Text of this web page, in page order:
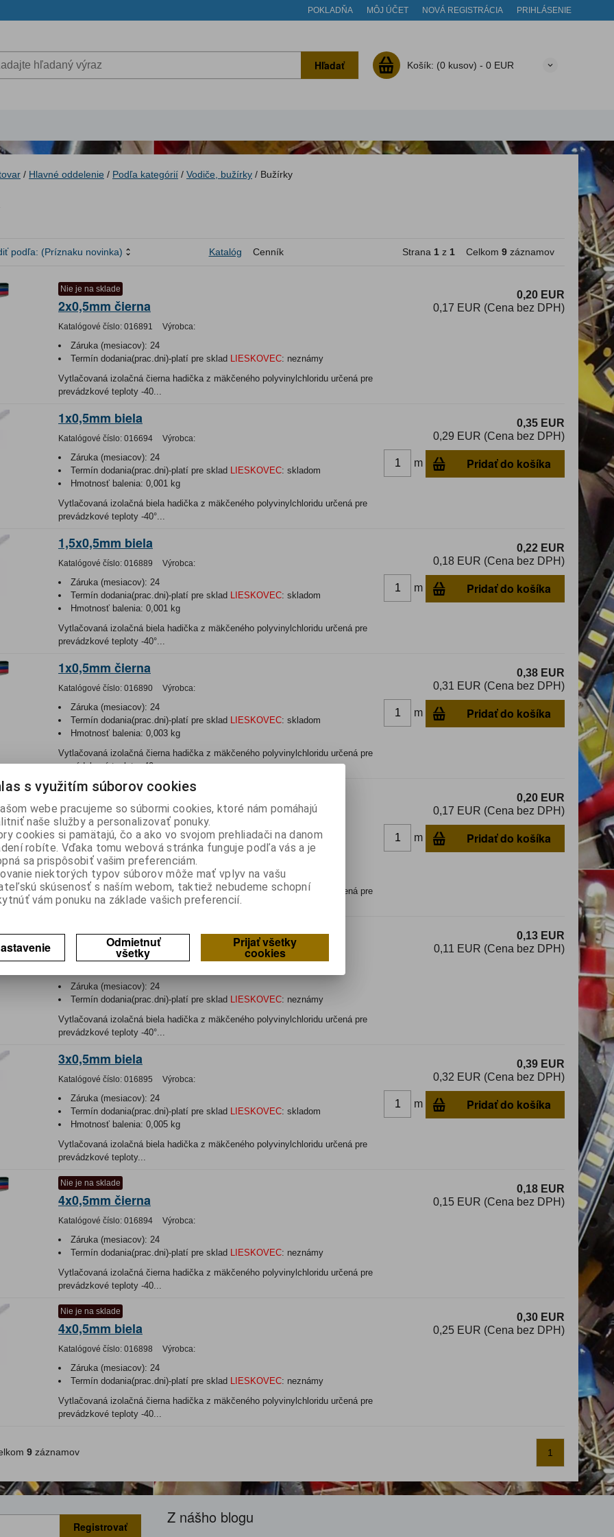
POKLADŇA MÔJ ÚČET NOVÁ REGISTRÁCIA PRIHLÁSENIE
Hľadať Košík: (0 kusov) - 0 EUR
/ Hlavné oddelenie / Podľa kategórií / Vodiče, bužírky / Bužírky
podľa: (Príznaku novinka) Katalóg Cenník Strana 1 z 1 Celkom 9 záznamov
Nie je na sklade
2x0,5mm čierna
Katalógové číslo: 016891 Výrobca:
Záruka (mesiacov): 24
Termín dodania(prac.dni)-platí pre sklad LIESKOVEC: neznámy
Vytlačovaná izolačná čierna hadička z mäkčeného polyvinylchloridu určená pre
prevádzkové teploty -40...
0,20 EUR
0,17 EUR (Cena bez DPH)
1x0,5mm biela
Katalógové číslo: 016694 Výrobca:
Záruka (mesiacov): 24
Termín dodania(prac.dni)-platí pre sklad LIESKOVEC: skladom
Hmotnosť balenia: 0,001 kg
Vytlačovaná izolačná biela hadička z mäkčeného polyvinylchloridu určená pre
prevádzkové teploty -40°...
0,35 EUR
0,29 EUR (Cena bez DPH)
m Pridať do košíka
1,5x0,5mm biela
Katalógové číslo: 016889 Výrobca:
Záruka (mesiacov): 24
Termín dodania(prac.dni)-platí pre sklad LIESKOVEC: skladom
Hmotnosť balenia: 0,001 kg
Vytlačovaná izolačná biela hadička z mäkčeného polyvinylchloridu určená pre
prevádzkové teploty -40°...
0,22 EUR
0,18 EUR (Cena bez DPH)
m Pridať do košíka
1x0,5mm čierna
Katalógové číslo: 016890 Výrobca:
Záruka (mesiacov): 24
Termín dodania(prac.dni)-platí pre sklad LIESKOVEC: skladom
Hmotnosť balenia: 0,003 kg
Vytlačovaná izolačná čierna hadička z mäkčeného polyvinylchloridu určená pre
prevádzkové teploty -40...
0,38 EUR
0,31 EUR (Cena bez DPH)
m Pridať do košíka
1,5x0,5mm čierna
Katalógové číslo:017124 Výrobca:
Záruka (mesiacov):24
Termín dodania(prac.dni)-platí pre skladLIESKOVEC:skladom
Hmotnosť:0,004 kg
Hmotnosť balenia:0,004 kg
Vytlačovaná izolačná čierna hadička z mäkčeného polyvinylchloridu určená pre
prevádzkové teploty -40...
0,20 EUR
0,17 EUR (Cena bez DPH)
m Pridať do košíka
2x0,5mm biela
Záruka (mesiacov): 24
Termín dodania(prac.dni)-platí pre sklad LIESKOVEC: neznámy
Vytlačovaná izolačná biela hadička z mäkčeného polyvinylchloridu určená pre
prevádzkové teploty -40°...
0,13 EUR
0,11 EUR (Cena bez DPH)
3x0,5mm biela
Katalógové číslo: 016895 Výrobca:
Záruka (mesiacov): 24
Termín dodania(prac.dni)-platí pre sklad LIESKOVEC: skladom
Hmotnosť balenia: 0,005 kg
Vytlačovaná izolačná biela hadička z mäkčeného polyvinylchloridu určená pre
prevádzkové teploty...
0,39 EUR
0,32 EUR (Cena bez DPH)
m Pridať do košíka
Nie je na sklade
4x0,5mm čierna
Katalógové číslo: 016894 Výrobca:
Záruka (mesiacov): 24
Termín dodania(prac.dni)-platí pre sklad LIESKOVEC: neznámy
Vytlačovaná izolačná čierna hadička z mäkčeného polyvinylchloridu určená pre
prevádzkové teploty -40...
0,18 EUR
0,15 EUR (Cena bez DPH)
Nie je na sklade
4x0,5mm biela
Katalógové číslo: 016898 Výrobca:
Záruka (mesiacov): 24
Termín dodania(prac.dni)-platí pre sklad LIESKOVEC: neznámy
Vytlačovaná izolačná čierna hadička z mäkčeného polyvinylchloridu určená pre
prevádzkové teploty -40...
0,30 EUR
0,25 EUR (Cena bez DPH)
9 záznamov 1
Registrovať Z nášho blogu
s využitím súborov cookies
webe pracujeme so súbormi cookies, ktoré nám pomáhajú
naše služby a personalizovať ponuky.
cookies si pamätajú, čo a ako vo svojom prehliadači na danom
robíte. Vďaka tomu webová stránka funguje podľa vás a je
sa prispôsobiť vašim preferenciám.
niektorých typov súborov môže mať vplyv na vašu
skúsenosť s naším webom, taktiež nebudeme schopní
vám ponuku na základe vašich preferencií.
Odmietnuť
všetky
Prijať všetky
cookies